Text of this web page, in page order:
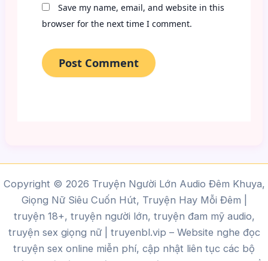
Save my name, email, and website in this
browser for the next time I comment.
Copyright © 2026 Truyện Người Lớn Audio Đêm Khuya,
Giọng Nữ Siêu Cuốn Hút, Truyện Hay Mỗi Đêm |
truyện 18+, truyện người lớn, truyện đam mỹ audio,
truyện sex giọng nữ | truyenbl.vip – Website nghe đọc
truyện sex online miễn phí, cập nhật liên tục các bộ